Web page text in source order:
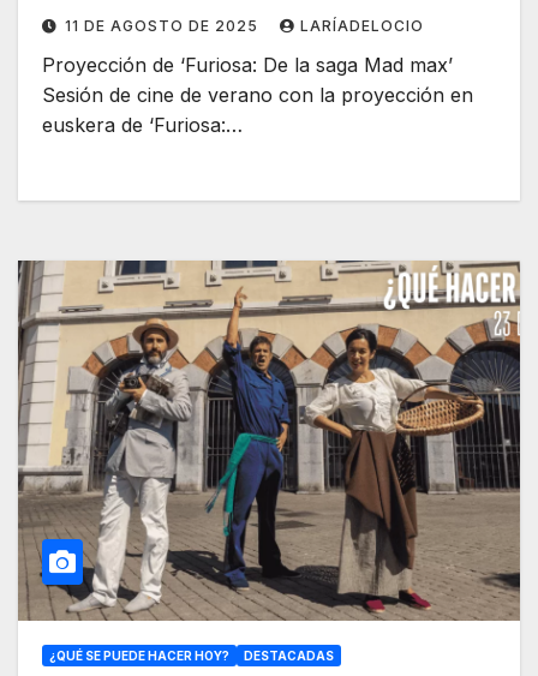
11 DE AGOSTO DE 2025 LARÍADELOCIO
Proyección de ‘Furiosa: De la saga Mad max’
Sesión de cine de verano con la proyección en
euskera de ‘Furiosa:…
¿QUÉ SE PUEDE HACER HOY? DESTACADAS